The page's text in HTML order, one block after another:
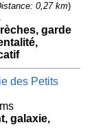
0,27 km)
garde
des Petits
galaxie,